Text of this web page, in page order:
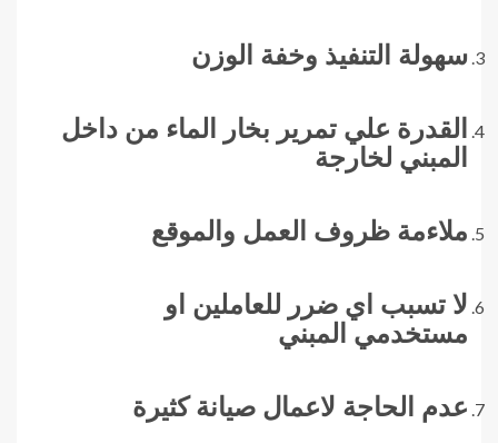
سهولة التنفيذ وخفة الوزن
القدرة علي تمرير بخار الماء من داخل
المبني لخارجة
ملاءمة ظروف العمل والموقع
لا تسبب اي ضرر للعاملين او
مستخدمي المبني
عدم الحاجة لاعمال صيانة كثيرة